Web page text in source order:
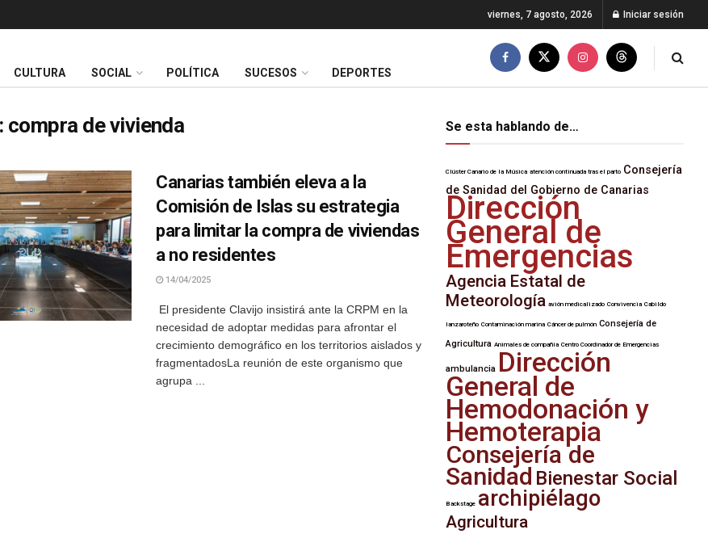
viernes, 7 agosto, 2026 Iniciar sesión
CULTURA SOCIAL POLÍTICA SUCESOS DEPORTES
compra de vivienda
Canarias también eleva a la
Comisión de Islas su estrategia
para limitar la compra de viviendas
a no residentes
14/04/2025
El presidente Clavijo insistirá ante la CRPM en la
necesidad de adoptar medidas para afrontar el
crecimiento demográfico en los territorios aislados y
fragmentadosLa reunión de este organismo que
agrupa ...
Se esta hablando de…
Clúster Canario de la Música atención continuada tras el parto Consejería
de Sanidad del Gobierno de Canarias
Dirección
General de
Emergencias
Agencia Estatal de
Meteorología avión medicalizado Convivencia Cabildo
lanzaroteño Contaminación marina Cáncer de pulmón Consejería de
Agricultura Animales de compañía Centro Coordinador de Emergencias
ambulancia Dirección
General de
Hemodonación y
Hemoterapia
Consejería de
Sanidad Bienestar Social
Backstage archipiélago
Agricultura